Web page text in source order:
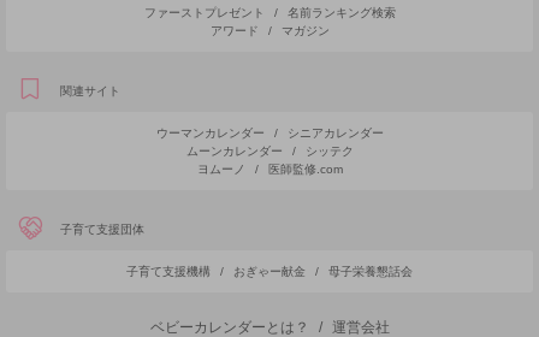
ファーストプレゼント /
名前ランキング検索
アワード
/ マガジン
関連サイト
ウーマンカレンダー /
シニアカレンダー
ムーンカレンダー
/
シッテク
ヨムーノ
/ 医師監修.com
子育て支援団体
子育て支援機構 / おぎゃー献金 / 母子栄養懇話会
ベビーカレンダーとは？ /
運営会社